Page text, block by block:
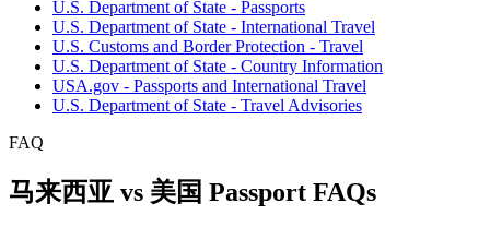
U.S. Department of State - Passports
U.S. Department of State - International Travel
U.S. Customs and Border Protection - Travel
U.S. Department of State - Country Information
USA.gov - Passports and International Travel
U.S. Department of State - Travel Advisories
FAQ
马来西亚 vs 美国 Passport FAQs